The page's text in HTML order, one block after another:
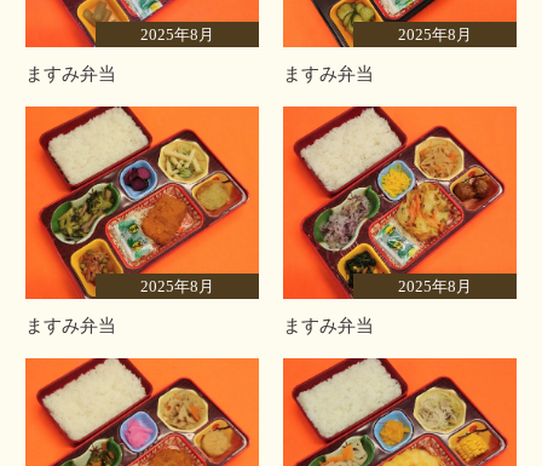
2025年8月
ますみ弁当
2025年8月
ますみ弁当
2025年8月
ますみ弁当
2025年8月
ますみ弁当